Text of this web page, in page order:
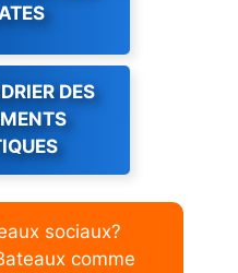
DES
sociaux?
comme